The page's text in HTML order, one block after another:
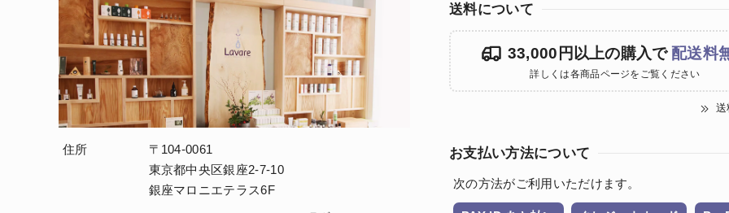
住所
〒104-0061
東京都中央区銀座2-7-10
銀座マロニエテラス6F
送料について
33,000円以上の購入で 配送料
詳しくは各商品ページをご覧ください
送
お支払い方法について
次の方法がご利用いただけます。